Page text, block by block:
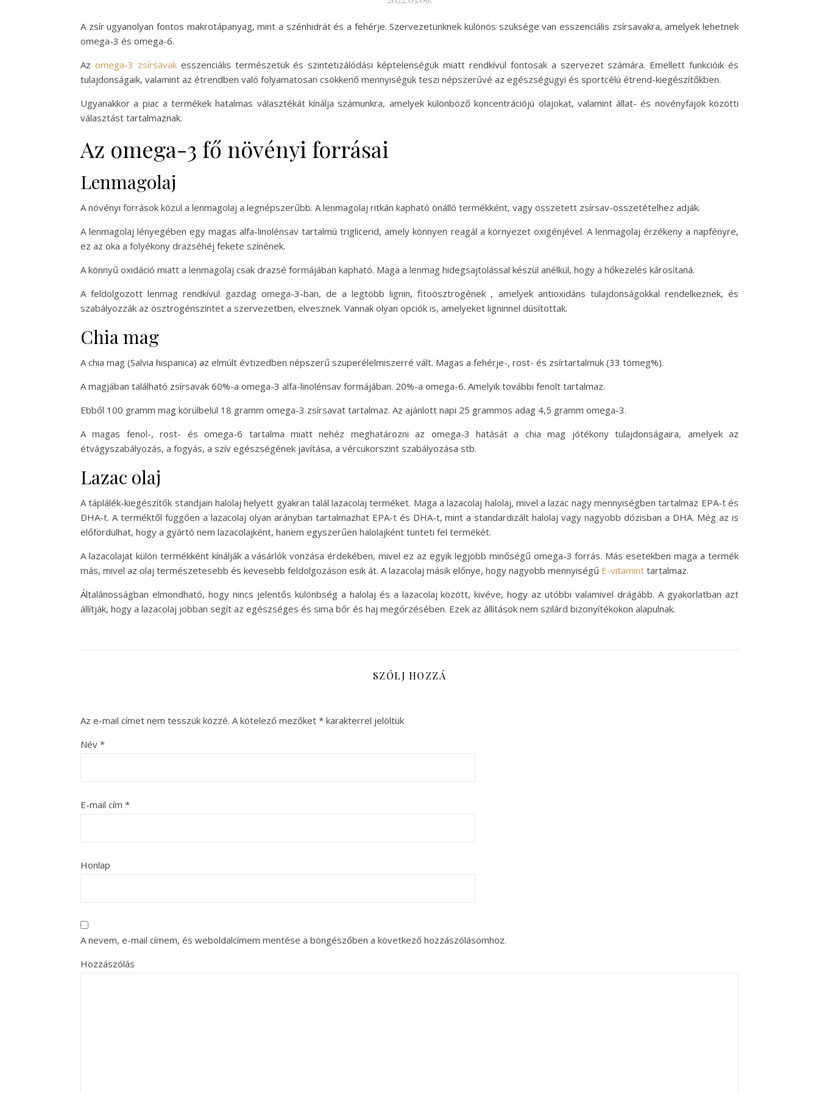
A zsír ugyanolyan fontos makrotápanyag, mint a szénhidrát és a fehérje. Szervezetünknek különös szüksége van esszenciális zsírsavakra, amelyek lehetnek
omega-3 és omega-6.
Az omega-3 zsírsavakesszenciális természetük és szintetizálódási képtelenségük miatt rendkívül fontosak a szervezet számára. Emellett funkcióik és
tulajdonságaik, valamint az étrendben való folyamatosan csökkenő mennyiségük teszi népszerűvé az egészségügyi és sportcélú étrend-kiegészítőkben.
Ugyanakkor a piac a termékek hatalmas választékát kínálja számunkra, amelyek különböző koncentrációjú olajokat, valamint állat- és növényfajok közötti
választást tartalmaznak.
Az omega-3 fő növényi forrásai
Lenmagolaj
A növényi források közül a lenmagolaj a legnépszerűbb. A lenmagolaj ritkán kapható önálló termékként, vagy összetett zsírsav-összetételhez adják.
A lenmagolaj lényegében egy magas alfa-linolénsav tartalmú triglicerid, amely könnyen reagál a környezet oxigénjével. A lenmagolaj érzékeny a napfényre,
ez az oka a folyékony drazséhéj fekete színének.
A könnyű oxidáció miatt a lenmagolaj csak drazsé formájában kapható. Maga a lenmag hidegsajtolással készül anélkül, hogy a hőkezelés károsítaná.
A feldolgozott lenmag rendkívül gazdag omega-3-ban, de a legtöbb lignin, fitoösztrogének , amelyek antioxidáns tulajdonságokkal rendelkeznek, és
szabályozzák az ösztrogénszintet a szervezetben, elvesznek. Vannak olyan opciók is, amelyeket ligninnel dúsítottak.
Chia mag
A chia mag (Salvia hispanica) az elmúlt évtizedben népszerű szuperélelmiszerré vált. Magas a fehérje-, rost- és zsírtartalmuk (33 tömeg%).
A magjában található zsírsavak 60%-a omega-3 alfa-linolénsav formájában. 20%-a omega-6. Amelyik további fenolt tartalmaz.
Ebből 100 gramm mag körülbelül 18 gramm omega-3 zsírsavat tartalmaz. Az ajánlott napi 25 grammos adag 4,5 gramm omega-3.
A magas fenol-, rost- és omega-6 tartalma miatt nehéz meghatározni az omega-3 hatását a chia mag jótékony tulajdonságaira, amelyek az
étvágyszabályozás, a fogyás, a szív egészségének javítása, a vércukorszint szabályozása stb.
Lazac olaj
A táplálék-kiegészítők standjain halolaj helyett gyakran talál lazacolaj terméket. Maga a lazacolaj halolaj, mivel a lazac nagy mennyiségben tartalmaz EPA-t és
DHA-t. A terméktől függően a lazacolaj olyan arányban tartalmazhat EPA-t és DHA-t, mint a standardizált halolaj vagy nagyobb dózisban a DHA. Még az is
előfordulhat, hogy a gyártó nem lazacolajként, hanem egyszerűen halolajként tünteti fel termékét.
A lazacolajat külön termékként kínálják a vásárlók vonzása érdekében, mivel ez az egyik legjobb minőségű omega-3 forrás. Más esetekben maga a termék
más, mivel az olaj természetesebb és kevesebb feldolgozáson esik át. A lazacolaj másik előnye, hogy nagyobb mennyiségű E-vitamint tartalmaz.
Általánosságban elmondható, hogy nincs jelentős különbség a halolaj és a lazacolaj között, kivéve, hogy az utóbbi valamivel drágább. A gyakorlatban azt
állítják, hogy a lazacolaj jobban segít az egészséges és sima bőr és haj megőrzésében. Ezek az állítások nem szilárd bizonyítékokon alapulnak.
SZÓLJ HOZZÁ
Az e-mail címet nem tesszük közzé. A kötelező mezőket * karakterrel jelöltük
Név *
E-mail cím *
Honlap
A nevem, e-mail címem, és weboldalcímem mentése a böngészőben a következő hozzászólásomhoz.
Hozzászólás